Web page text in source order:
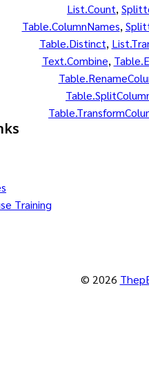
List.Count,
Table.ColumnNames,
Table.Distinct,
Text.Combine,
Training
© 2026